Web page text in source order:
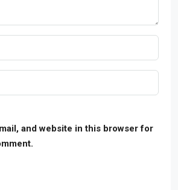
and website in this browser for